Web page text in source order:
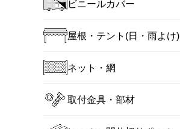
ビニールカバー
屋根・テント(日・雨よけ)
ネット・網
取付金具・部材